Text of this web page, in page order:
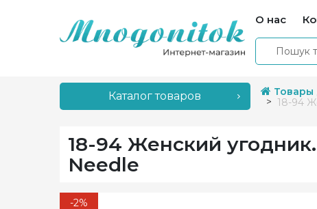
О нас
Каталог товаров Товары
18-94
18-94 Женский
Needle
-2%